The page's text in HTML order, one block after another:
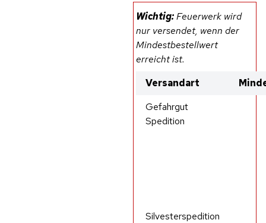
Wichtig:Feuerwerk wird
nur versendet, wenn der
Mindestbestellwert
erreicht ist.
Versandart
Gefahrgut
Spedition
Silvesterspedition